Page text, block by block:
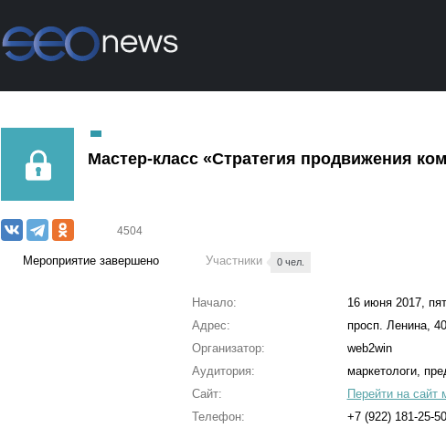
Мастер-класс «Стратегия продвижения
4504
Мероприятие завершено Участники 0 чел.
Начало:
16 июня 2017,
Адрес:
просп. Ленина, 40
Организатор:
web2win
Аудитория:
маркетологи,
Сайт:
Перейти на сайт
Телефон:
+7 (922) 181-25-50